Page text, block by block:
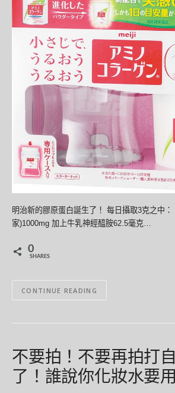
明治新的膠原蛋白誕生了！ 每日攝取3克之中
家)1000mg 加上牛乳神經醯胺62.5毫克…
0
SHARES
CONTINUE READING
不要拍！不要再拍打
了！誰說你化妝水要